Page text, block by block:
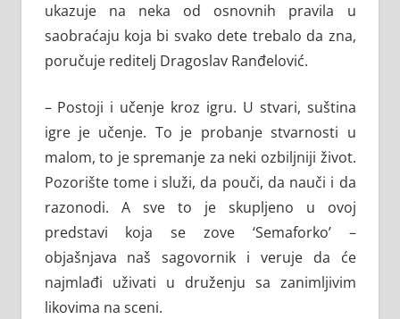
ukazuje na neka od osnovnih pravila u
saobraćaju koja bi svako dete trebalo da zna,
poručuje reditelj Dragoslav Ranđelović.
– Postoji i učenje kroz igru. U stvari, suština
igre je učenje. To je probanje stvarnosti u
malom, to je spremanje za neki ozbiljniji život.
Pozorište tome i služi, da pouči, da nauči i da
razonodi. A sve to je skupljeno u ovoj
predstavi koja se zove ‘Semaforko’ –
objašnjava naš sagovornik i veruje da će
najmlađi uživati u druženju sa zanimljivim
likovima na sceni.